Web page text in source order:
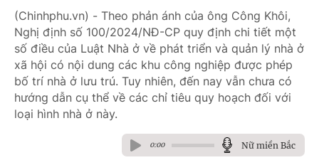
(Chinhphu.vn) - Theo phản ánh của ông Công Khôi,
Nghị định số 100/2024/NĐ-CP quy định chi tiết một
số điều của Luật Nhà ở về phát triển và quản lý nhà ở
xã hội có nội dung các khu công nghiệp được phép
bố trí nhà ở lưu trú. Tuy nhiên, đến nay vẫn chưa có
hướng dẫn cụ thể về các chỉ tiêu quy hoạch đối với
loại hình nhà ở này.
0:00 Nữ miền Bắc